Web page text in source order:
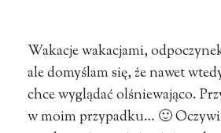
Wakacje wakacjami,
ale domyślam się, że nawet
chce wyglądać olśniewająco.
w moim przypadku… 🙂